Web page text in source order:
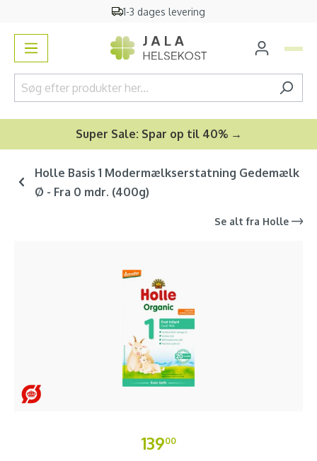
1-3 dages levering
Super Sale: Spar op til 40% →
Holle Basis 1 Modermælkserstatning Gedemælk
Ø - Fra 0 mdr. (400g)
Se alt fra Holle
13900